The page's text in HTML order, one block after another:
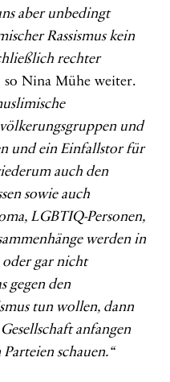
aber unbedingt
Rassismus kein
rechter
so Nina Mühe weiter.
und
und ein Einfallstor für
auch den
sowie auch
LGBTIQ-Personen,
werden in
gar nicht
gegen den
tun wollen, dann
anfangen
schauen.“